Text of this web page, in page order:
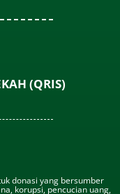
(QRIS)
donasi yang bersumber
korupsi, pencucian uang,